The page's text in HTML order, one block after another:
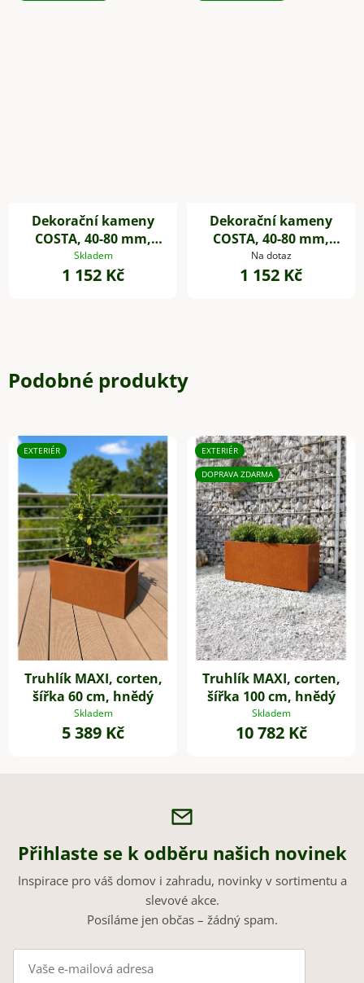
Dekorační kameny
COSTA, 40-80 mm,
plast, černá
Skladem
1 152 Kč
Dekorační kameny
COSTA, 40-80 mm,
plast, šedá
Na dotaz
1 152 Kč
Podobné produkty
EXTERIÉR
Truhlík MAXI, corten,
šířka 60 cm, hnědý
Skladem
5 389 Kč
EXTERIÉR
DOPRAVA ZDARMA
Truhlík MAXI, corten,
šířka 100 cm, hnědý
Skladem
10 782 Kč
Přihlaste se k odběru našich novinek
Inspirace pro váš domov i zahradu, novinky v sortimentu a
slevové akce.
Posíláme jen občas – žádný spam.